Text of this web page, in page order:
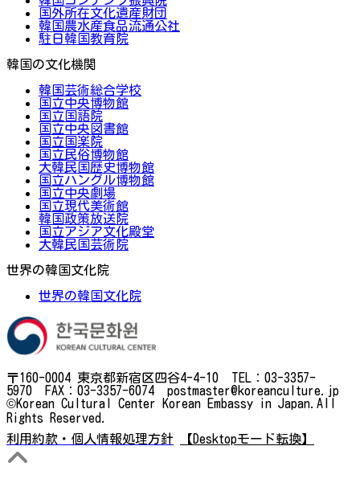
国外所在文化遺産財団
韓国農水産食品流通公社
駐日韓国教育院
韓国の文化機関
韓国芸術総合学校
国立中央博物館
国立国語院
国立中央図書館
国立国楽院
国立民俗博物館
大韓民国歴史博物館
国立ハングル博物館
国立中央劇場
国立現代美術館
韓国政策放送院
国立アジア文化殿堂
大韓民国芸術院
世界の韓国文化院
世界の韓国文化院
〒160-0004 東京都新宿区四谷4-4-10 TEL：03-3357-
5970 FAX：03-3357-6074 postmaster@koreanculture.jp
©Korean Cultural Center Korean Embassy in Japan.All
Rights Reserved.
利用約款・個人情報処理方針
【Desktopモード転換】